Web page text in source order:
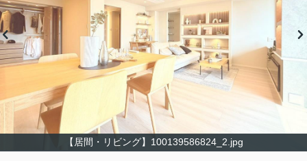
【居間・リビング】100139586824_2.jpg